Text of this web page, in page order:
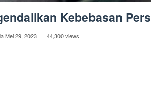
Kebebasan Pers
Mei 29, 2023 44,300 views